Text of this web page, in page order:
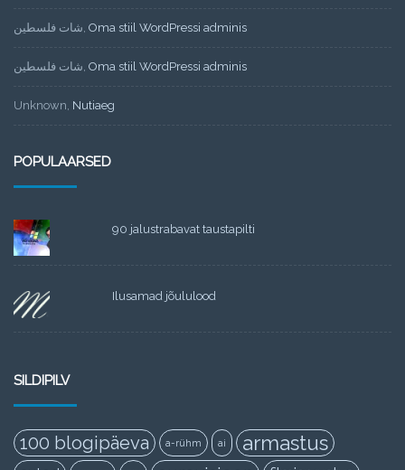
شات فلسطين Oma stiil WordPressi adminis
شات فلسطين Oma stiil WordPressi adminis
Unknown Nutiaeg
POPULAARSED
90 jalustrabavat taustapilti
Ilusamad jõululood
SILDIPILV
100 blogipäeva a-rühm ai armastus